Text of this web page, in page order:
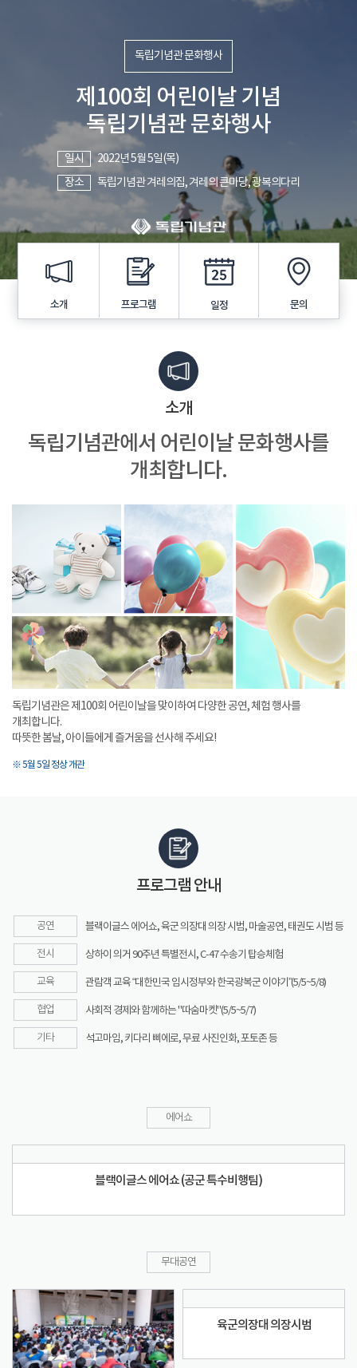
독립기념관 문화행사
제100회 어린이날 기념
독립기념관 문화행사
일시
2022년 5월 5일(목)
장소
독립기념관 겨레의집, 겨레의 큰마당, 광복의다리
소개 프로그램 일정 문의
소개
독립기념관에서 어린이날 문화행사를
개최합니다.
독립기념관은 제100회 어린이날을 맞이하여 다양한 공연, 체험 행사를
개최합니다.
따뜻한 봄날, 아이들에게 즐거움을 선사해 주세요!
※ 5월 5일 정상 개관
프로그램 안내
공연 블랙이글스 에어쇼, 육군 의장대 의장 시범, 마술공연, 태권도 시범 등
전시 상하이 의거 90주년 특별전시, C-47 수송기 탑승체험
교육 관람객 교육 “대한민국 임시정부와 한국광복군 이야기”(5/5~5/8)
협업 사회적 경제와 함께하는 "따숨마켓"(5/5~5/7)
기타 석고마임, 키다리 삐에로, 무료 사진인화, 포토존 등
에어쇼
블랙이글스 에어쇼 (공군 특수비행팀)
무대공연
육군의장대 의장시범